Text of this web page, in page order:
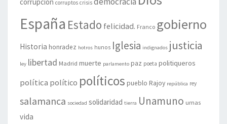
corruptos crisis
España Estado felicidad. Franco gobierno
Historia honradez hotros hunos Iglesia indignados justicia
ley libertad Madrid muerte parlamento paz poeta politiqueros
política político políticos pueblo Rajoy república rey
salamanca sociedad solidaridad tierra Unamuno urnas
vida